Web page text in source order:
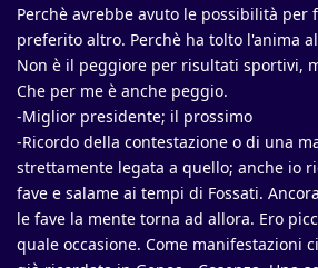
Perchè avrebbe avuto le possibilità per
preferito altro. Perchè ha tolto l'anima
Non è il peggiore per risultati sportivi,
Che per me è anche peggio.
-Miglior presidente; il prossimo
-Ricordo della contestazione o di una
strettamente legata a quello; anche io
fave e salame ai tempi di Fossati.
le fave la mente torna ad allora. Ero
quale occasione. Come manifestazioni